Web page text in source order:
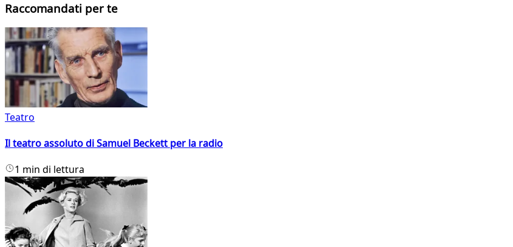
Raccomandati per te
Teatro
Il teatro assoluto di Samuel Beckett per la radio
1 min di lettura